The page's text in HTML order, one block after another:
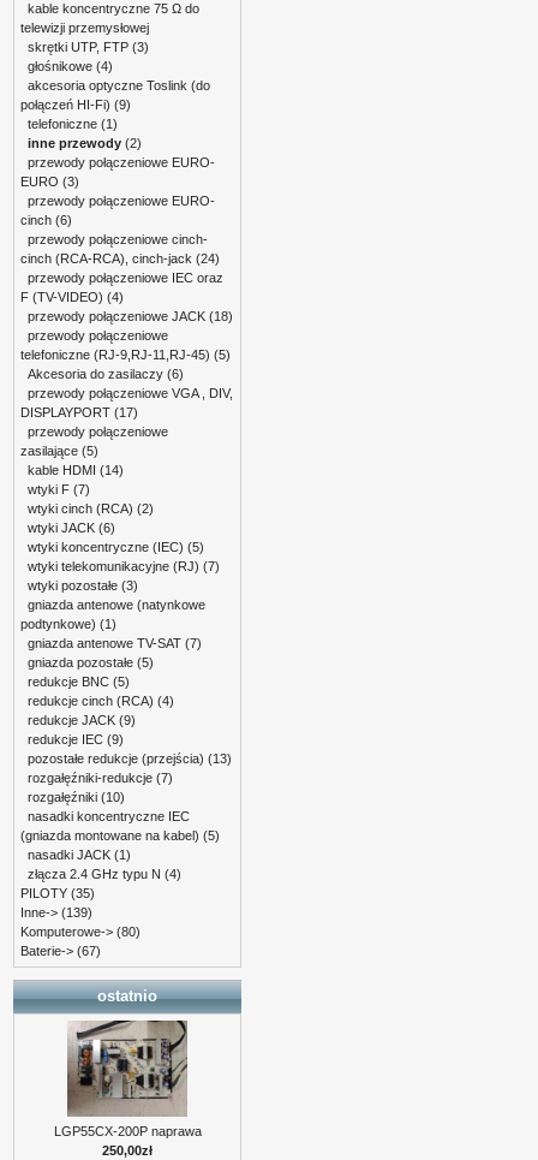
kable koncentryczne 75 Ω do
telewizji przemysłowej
skrętki UTP, FTP (3)
głośnikowe (4)
akcesoria optyczne Toslink (do
połączeń HI-Fi) (9)
telefoniczne (1)
inne przewody (2)
przewody połączeniowe EURO-
EURO (3)
przewody połączeniowe EURO-
cinch (6)
przewody połączeniowe cinch-
cinch (RCA-RCA), cinch-jack (24)
przewody połączeniowe IEC oraz
F (TV-VIDEO) (4)
przewody połączeniowe JACK (18)
przewody połączeniowe
telefoniczne (RJ-9,RJ-11,RJ-45) (5)
Akcesoria do zasilaczy (6)
przewody połączeniowe VGA , DIV,
DISPLAYPORT (17)
przewody połączeniowe
zasilające (5)
kable HDMI (14)
wtyki F (7)
wtyki cinch (RCA) (2)
wtyki JACK (6)
wtyki koncentryczne (IEC) (5)
wtyki telekomunikacyjne (RJ) (7)
wtyki pozostałe (3)
gniazda antenowe (natynkowe
podtynkowe) (1)
gniazda antenowe TV-SAT (7)
gniazda pozostałe (5)
redukcje BNC (5)
redukcje cinch (RCA) (4)
redukcje JACK (9)
redukcje IEC (9)
pozostałe redukcje (przejścia) (13)
rozgałęźniki-redukcje (7)
rozgałęźniki (10)
nasadki koncentryczne IEC
(gniazda montowane na kabel) (5)
nasadki JACK (1)
złącza 2.4 GHz typu N (4)
PILOTY (35)
Inne-> (139)
Komputerowe-> (80)
Baterie-> (67)
ostatnio
LGP55CX-200P naprawa
250,00zł